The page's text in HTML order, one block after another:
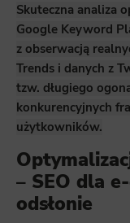
Skuteczna analiza
Google Keyword
z obserwacją
Trends i danych z
tzw. długiego
konkurencyjnych
użytkowników.
– SEO dla
odsłonie